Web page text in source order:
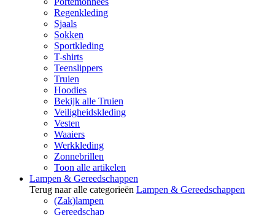
Regenkleding
Sjaals
Sokken
Sportkleding
T-shirts
Teenslippers
Truien
Hoodies
Bekijk alle Truien
Veiligheidskleding
Vesten
Waaiers
Werkkleding
Zonnebrillen
Toon alle artikelen
Lampen & Gereedschappen
Terug naar alle categorieën Lampen & Gereedschappen
(Zak)lampen
Gereedschap